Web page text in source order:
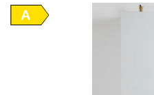
A